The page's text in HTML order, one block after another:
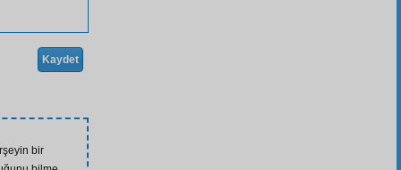
Kaydet
bir